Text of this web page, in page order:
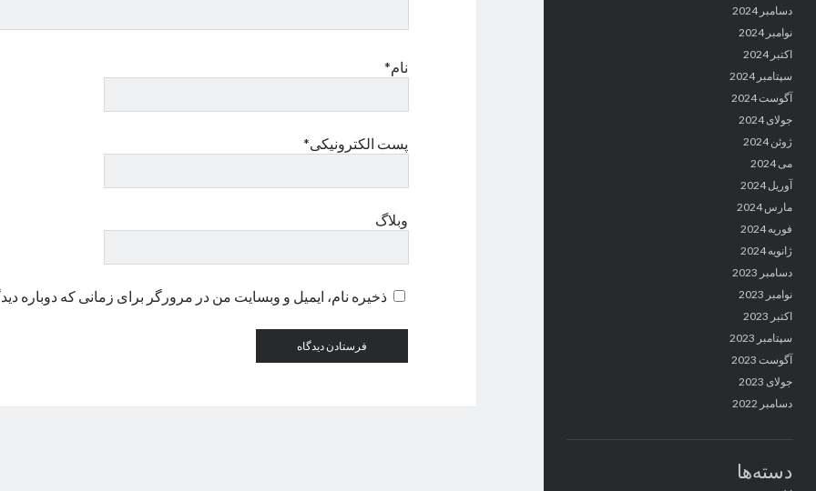
دسامبر 2024
نوامبر 2024
اکتبر 2024
سپتامبر 2024
آگوست 2024
جولای 2024
ژوئن 2024
می 2024
آوریل 2024
مارس 2024
فوریه 2024
ژانویه 2024
دسامبر 2023
نوامبر 2023
اکتبر 2023
سپتامبر 2023
آگوست 2023
جولای 2023
دسامبر 2022
دسته‌ها
نام*
پست الکترونیکی*
وبلاگ
ذخیره نام، ایمیل و وبسایت من در مرورگر برای زمانی که دوباره